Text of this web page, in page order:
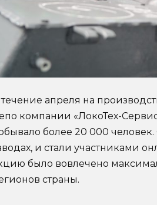
апреля на
компании «ЛокоТех-
более 20 000
и стали участниками
было вовлечено
страны.